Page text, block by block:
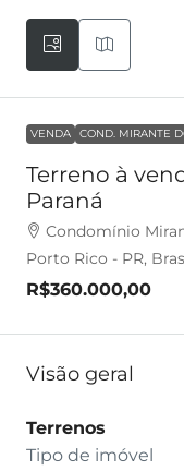
VENDA COND. MIRANTE
Terreno à
Paraná
Condomínio
Porto Rico - PR,
R$360.000,00
Visão geral
Terrenos
Tipo de imóvel